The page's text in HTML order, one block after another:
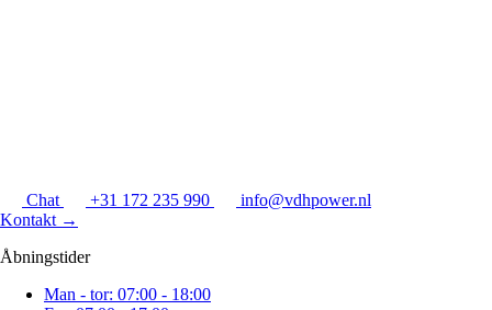
Chat +31 172 235 990
info@vdhpower.nl
Kontakt →
Åbningstider
Man - tor: 07:00 - 18:00